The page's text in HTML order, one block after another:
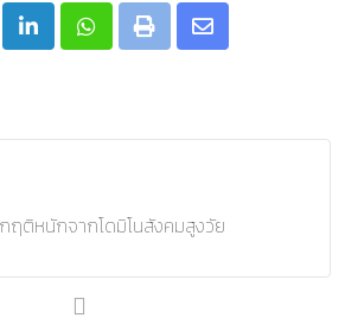
LinkedInWhatsapp
Print
Share
ติหนักจากโดมิโนสังคมสูงวัย